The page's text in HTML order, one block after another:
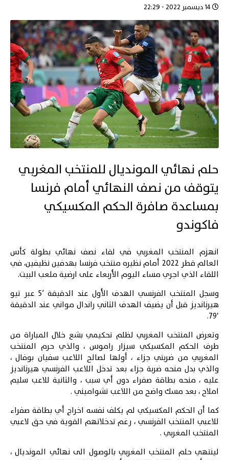
حلم نهائي المونديال للمنتخب المغربي
يتوقف من نصف النهائي أمام فرنسا
بمساعدة صافرة الحكم المكسيكي
فاكوندو
انهزم المنتخب المغربي في لقاء نصف نهائي بطولة كأس
العالم قطر 2022
أمام نظيره منتخب فرنسا بهدفين نظيفين، في
اللقاء الذي اجري مساء اليوم الأربعاء على ارضية ملعب البيت.
وسجل المنتخب الفرنسي الهدف الأول عند الدقيقة ‘5 عبر تيو
هيرنانديز قبل أن يضيف الهدف الثاني راندال مواني عند الدقيقة
’79.
وتعرض المنتخب المغربي لظلم تحكيمي بشع خلال المباراة من
طرف الحكم المكسيكي سيزار راموس ، والذي حرم المنتخب
المغربي من ضربتي جزاء ، أولها لصالح اللاعب سفيان بوفال ،
والذي بدل منحه ضربة جزاء بعد تدخل اللاعب الفرنسي هيرنانديز
عليه ، منحه بطاقة صفراء دون أي سبب ، والثانية للاعب سليم
املاح ، بعد مسك واضح من اللاعب تشواميني .
كما أن الحكم المكسيكي لم يكلف نفسه اخراج أي بطاقة صفراء
للاعبي المنتخب الفرنسي ، رغم تدخلاتهم القوية في حق لاعبي
المنتخب المغربي .
لينتهي حلم المنتخب المغربي بالوصول الى نهائي المونديال ،